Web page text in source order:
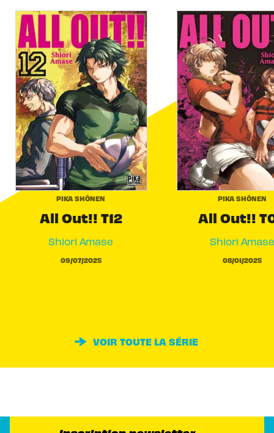
PIKA SHÔNEN
All Out!! T12
Shiori Amase
09/07/2025
PIKA SHÔNEN
All Out!!
Shiori Amase
08/01/2025
VOIR TOUTE LA SÉRIE